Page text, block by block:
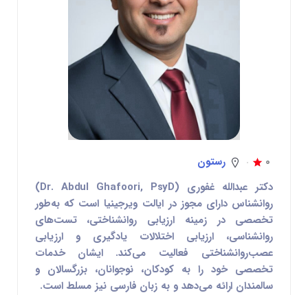
0
رستون
دکتر عبدالله غفوری
(Dr. Abdul Ghafoori, PsyD)
روانشناس دارای مجوز در ایالت ویرجینیا است که به‌طور
تخصصی در زمینه ارزیابی روانشناختی، تست‌های
روانشناسی، ارزیابی اختلالات یادگیری و ارزیابی
عصب‌روانشناختی فعالیت می‌کند. ایشان خدمات
تخصصی خود را به کودکان، نوجوانان، بزرگسالان و
سالمندان ارائه می‌دهد و به زبان فارسی نیز مسلط است.